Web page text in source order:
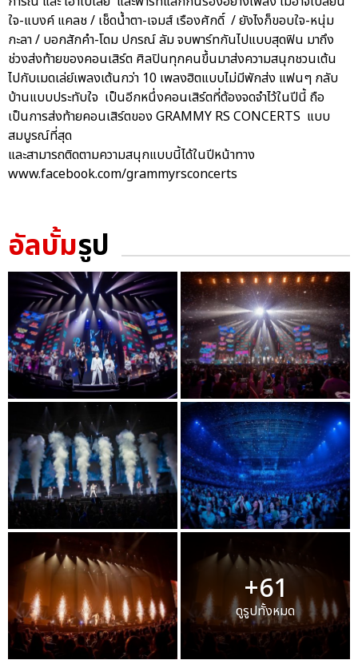
ใจ-แบงค์ แคลช / เช็ดน้ำตา-เจมส์ เรืองศักดิ์ / ยังไงก็ขอบใจ-หนุ่ม
กะลา / บอกสักคำ-โดม ปกรณ์ ลัม จบพาร์ทกันไปแบบสุดฟิน มาถึง
ช่วงส่งท้ายของคอนเสิร์ต ศิลปินทุกคนขึ้นมาส่งความสนุกชวนเต้น
ไปกับเมดเล่ย์เพลงเต้นกว่า 10 เพลงฮิตแบบไม่มีพักส่ง แฟนๆ กลับ
บ้านแบบประทับใจ เป็นอีกหนึ่งคอนเสิร์ตที่ต้องจดจำไว้ในปีนี้ ถือ
เป็นการส่งท้ายคอนเสิร์ตของ GRAMMY RS CONCERTS แบบ
สมบูรณ์ที่สุด
และสามารถติดตามความสนุกแบบนี้ได้ในปีหน้าทาง
www.facebook.com/grammyrsconcerts
อัลบั้มรูป
+61
ดูรูปทั้งหมด